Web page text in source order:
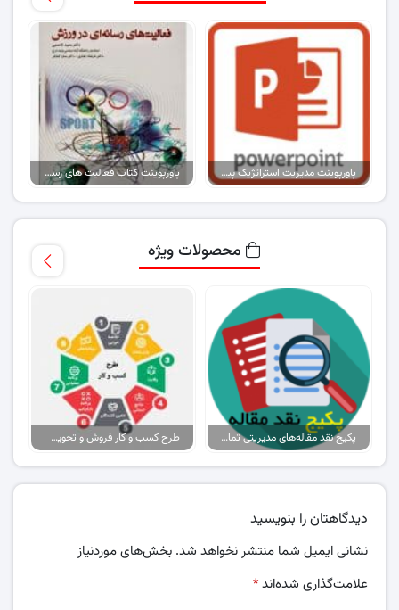
پاورپوینت مدیریت استراتژیک پیشرفته پاورپوینت کتاب فعالیت های رسانه ای در ورزش
محصولات ویژه
پکیج نقد مقاله‌های مدیریتی تمام گرایش‌ها طرح کسب و کار فروش و تحویل پیتزا در ایران
دیدگاهتان را بنویسید
نشانی ایمیل شما منتشر نخواهد شد. بخش‌های موردنیاز
علامت‌گذاری شده‌اند*